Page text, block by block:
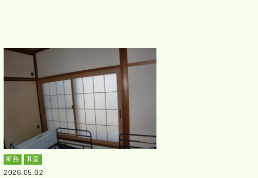
断熱 和室
2026.05.02